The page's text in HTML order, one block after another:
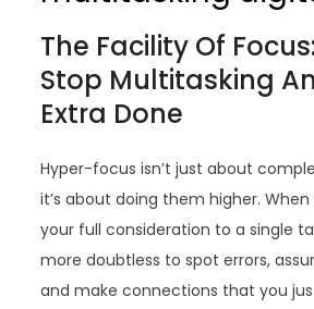
The Facility Of
Stop Multitasking
Extra Done
Hyper-focus isn’t just about
it’s about doing them higher.
your full consideration to a single
more doubtless to spot errors,
and make connections that you